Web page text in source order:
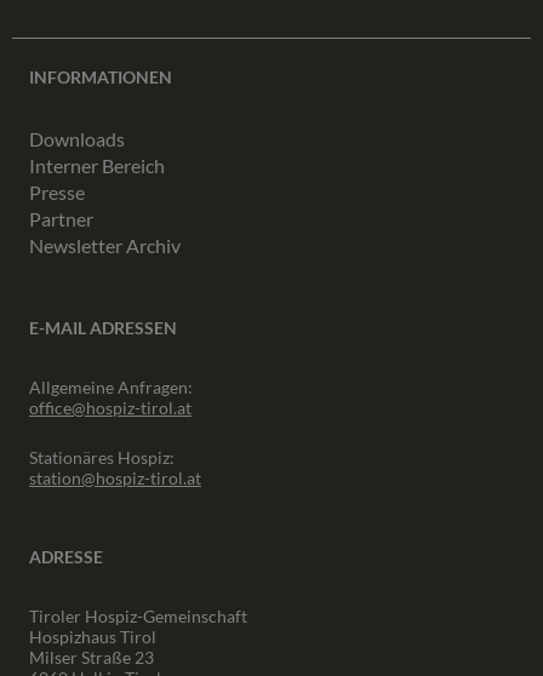
INFORMATIONEN
Downloads
Interner Bereich
Presse
Partner
Newsletter Archiv
E-MAIL ADRESSEN
Allgemeine Anfragen:
office@hospiz-tirol.at
Stationäres Hospiz:
station@hospiz-tirol.at
ADRESSE
Tiroler Hospiz-Gemeinschaft
Hospizhaus Tirol
Milser Straße 23